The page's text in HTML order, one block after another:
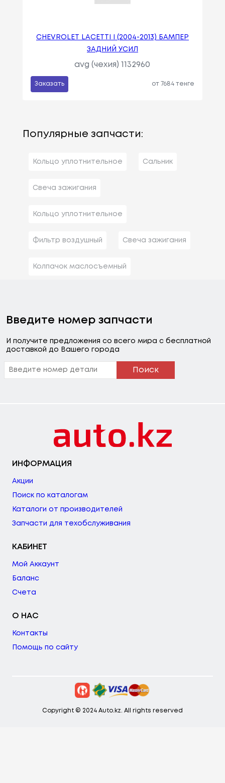
CHEVROLET LACETTI I (2004-2013) БАМПЕР
ЗАДНИЙ УСИЛ
avg (чехия) 1132960
Заказать от 7684 тенге
Популярные запчасти:
Кольцо уплотнительное Сальник
Свеча зажигания
Кольцо уплотнительное
Фильтр воздушный Свеча зажигания
Колпачок маслосъемный
Введите номер запчасти
И получите предложения со всего мира с бесплатной
доставкой до Вашего города
Поиск
ИНФОРМАЦИЯ
Акции
Поиск по каталогам
Каталоги от производителей
Запчасти для техобслуживания
КАБИНЕТ
Мой Аккаунт
Баланс
Счета
О НАС
Контакты
Помощь по сайту
Copyright © 2024 Auto.kz. All rights reserved